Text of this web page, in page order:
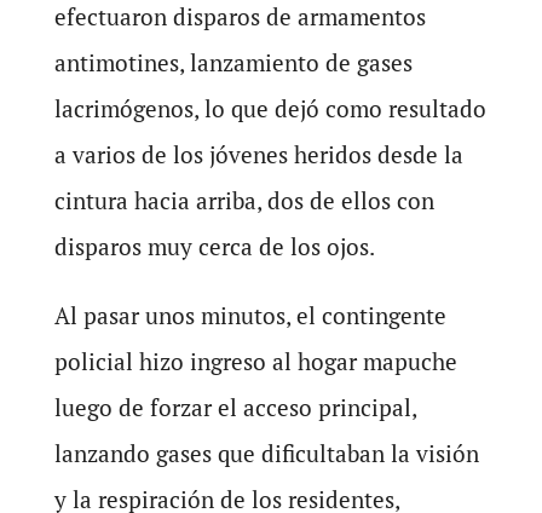
efectuaron disparos de armamentos
antimotines, lanzamiento de gases
lacrimógenos, lo que dejó como resultado
a varios de los jóvenes heridos desde la
cintura hacia arriba, dos de ellos con
disparos muy cerca de los ojos.
Al pasar unos minutos, el contingente
policial hizo ingreso al hogar mapuche
luego de forzar el acceso principal,
lanzando gases que dificultaban la visión
y la respiración de los residentes,